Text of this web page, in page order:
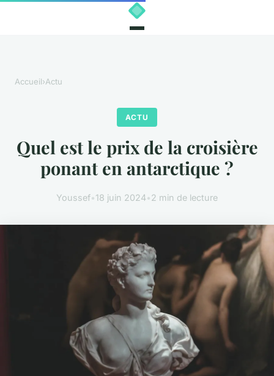
Accueil›Actu
ACTU
Quel est le prix de la croisière
ponant en antarctique ?
Youssef•18 juin 2024•2 min de lecture